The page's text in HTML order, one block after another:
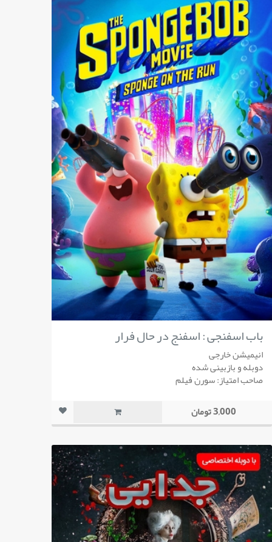
باب اسفنجی : اسفنج در حال فرار
انیمیشن خارجی
دوبله و بازبینی شده
صاحب امتیاز: سورن فیلم
3,000 تومان